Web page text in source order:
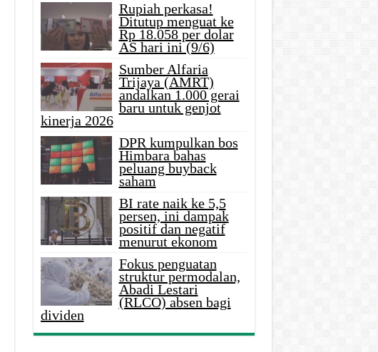
Rupiah perkasa!
Ditutup menguat ke
Rp 18.058 per dolar
AS hari ini (9/6)
Sumber Alfaria
Trijaya (AMRT)
andalkan 1.000 gerai
baru untuk genjot
kinerja 2026
DPR kumpulkan bos
Himbara bahas
peluang buyback
saham
BI rate naik ke 5,5
persen, ini dampak
positif dan negatif
menurut ekonom
Fokus penguatan
struktur permodalan,
Abadi Lestari
(RLCO) absen bagi
dividen